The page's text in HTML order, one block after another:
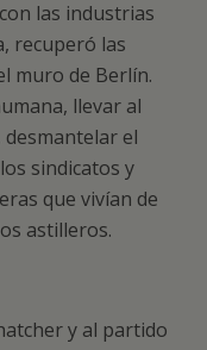
las industrias
recuperó las
muro de Berlín.
llevar al
el
sindicatos y
que vivían de
astilleros.
y al partido